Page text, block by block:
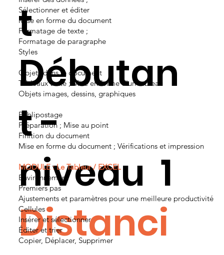
t
Débutan
t -
niveau 1
Distanci
Sélectionner et éditer
Mise en forme du document
Formatage de texte ;
Formatage de paragraphe
Styles
Objets dans le document
Tableaux texte ; Mise en forme d'un tableau
Objets images, dessins, graphiques
Publipostage
Préparation ; Mise au point
Finition du document
Mise en forme du document ; Vérifications et impression
MODULE :Le Tableur/ EXCEL
Environnement
Premiers pas
Ajustements et paramètres pour une meilleure productivité
Cellules
Insérer et sélectionner
Éditer et trier
Copier, Déplacer, Supprimer